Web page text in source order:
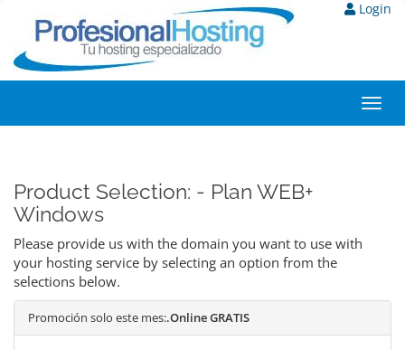
Login
Product Selection: - Plan WEB+
Windows
Please provide us with the domain you want to use with
your hosting service by selecting an option from the
selections below.
Promoción solo este mes:.Online GRATIS